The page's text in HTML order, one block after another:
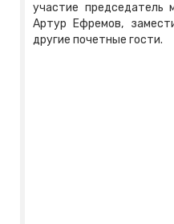
участие председатель
Артур Ефремов,
другие почетные гости.